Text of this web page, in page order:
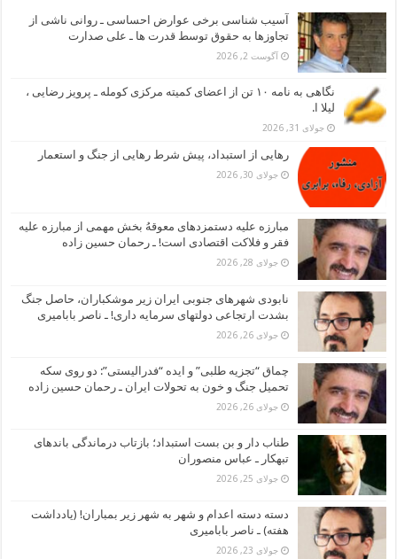
آسیب شناسی برخی عوارض احساسی ـ روانی ناشی از
تجاوزها به حقوق توسط قدرت ها ـ علی صدارت
آگوست 2, 2026
نگاهی به نامه ۱۰ تن از اعضای کمیته مرکزی کومله ـ پرویز رضایی ،
لیلا ا.
جولای 31, 2026
رهایی از استبداد، پیش شرط رهایی از جنگ و استعمار
جولای 30, 2026
مبارزه علیه دستمزدهای معوقهُ بخش مهمی از مبارزه علیه
فقر و فلاکت اقتصادی است! ـ رحمان حسین زاده
جولای 28, 2026
نابودی شهرهای جنوبی ایران زیر موشکباران، حاصل جنگ
بشدت ارتجاعی دولتهای سرمایه داری! ـ ناصر بابامیری
جولای 26, 2026
چماق “تجزیه طلبی” و ایده “فدرالیستی”: دو روی سکه
تحمیل جنگ و خون به تحولات ایران ـ رحمان حسین زاده
جولای 26, 2026
طناب دار و بن بست استبداد؛ بازتاب درماندگی باندهای
تبهکار ـ عباس منصوران
جولای 25, 2026
دسته دسته اعدام و شهر به شهر زیر بمباران! (یادداشت
هفته) ـ ناصر بابامیری
جولای 23, 2026